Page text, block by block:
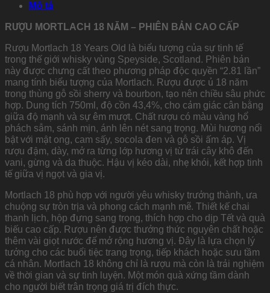
Mô tả
RƯỢU MORTLACH 18 NĂM – PHIÊN BẢN CAO CẤP
Rượu Mortlach 18 Years Old là biểu tượng của sự tinh tế
trong thế giới whisky vùng Speyside, Scotland. Phiên bản
này được chưng cất theo phương pháp độc quyền “2.81 lần”
mang tính biểu tượng của Mortlach. Rượu được ủ 18 năm
trong thùng gỗ sồi sherry và bourbon, tạo nên chiều sâu phức
hợp. Dung tích 750ml, độ cồn 43,4%, cho cảm giác cân bằng
giữa độ mạnh và sự êm mượt. Chất rượu có màu vàng hổ
phách sẫm, sánh mịn, ánh lên nét sang trọng. Mùi hương nổi
bật với mật ong, cam sấy, socola đen và gỗ sồi ấm áp. Vị
rượu đậm, dày, mở ra từng lớp hương vị từ trái cây khô đến
vani, gừng và da thuộc. Hậu vị kéo dài, nhẹ khói, kết hợp tinh
tế giữa vị ngọt và gia vị.
Mortlach 18 phù hợp với người yêu whisky trưởng thành, ưa
chuộng sự tròn trịa và phong cách mạnh mẽ. Thiết kế chai
thanh lịch, hộp đựng sang trọng, thích hợp cho dịp Tết và quà
biếu cao cấp. Rượu nên được thưởng thức nguyên chất hoặc
thêm vài giọt nước để mở rộng hương vị. Đây là lựa chọn lý
tưởng cho các buổi tiệc trang trọng, tiếp khách hoặc sưu tầm
cá nhân. Mortlach 18 không chỉ là rượu mà còn là trải nghiệm
về thời gian và sự tinh luyện. Một món quà xứng tầm dành
cho người biết trân trọng giá trị đích thực.